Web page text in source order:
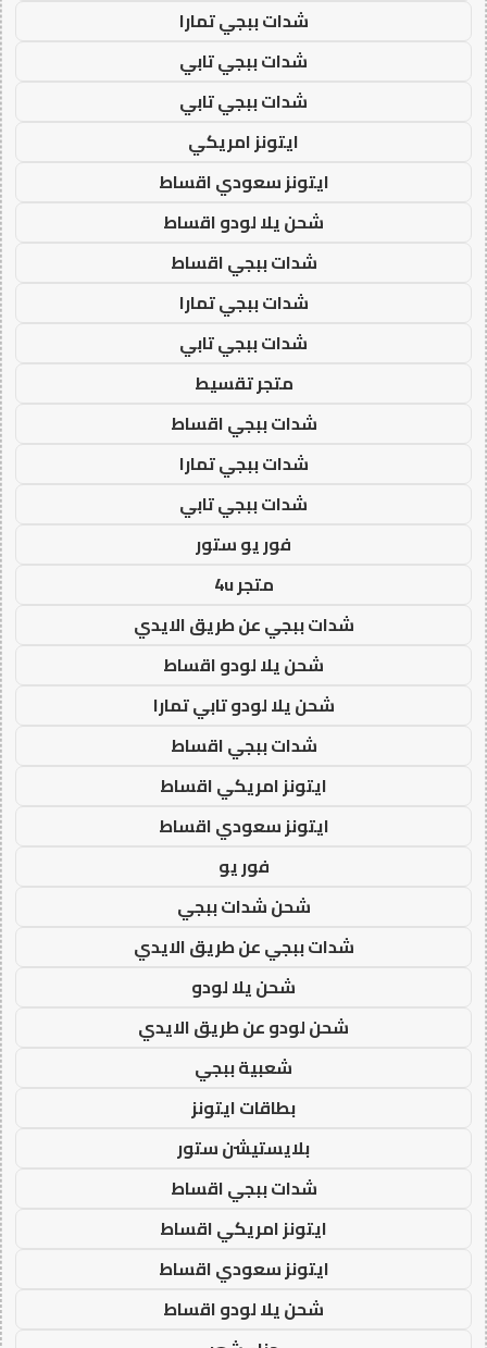
شدات ببجي تمارا
شدات ببجي تابي
شدات ببجي تابي
ايتونز امريكي
ايتونز سعودي اقساط
شحن يلا لودو اقساط
شدات ببجي اقساط
شدات ببجي تمارا
شدات ببجي تابي
متجر تقسيط
شدات ببجي اقساط
شدات ببجي تمارا
شدات ببجي تابي
فور يو ستور
متجر 4u
شدات ببجي عن طريق الايدي
شحن يلا لودو اقساط
شحن يلا لودو تابي تمارا
شدات ببجي اقساط
ايتونز امريكي اقساط
ايتونز سعودي اقساط
فور يو
شحن شدات ببجي
شدات ببجي عن طريق الايدي
شحن يلا لودو
شحن لودو عن طريق الايدي
شعبية ببجي
بطاقات ايتونز
بلايستيشن ستور
شدات ببجي اقساط
ايتونز امريكي اقساط
ايتونز سعودي اقساط
شحن يلا لودو اقساط